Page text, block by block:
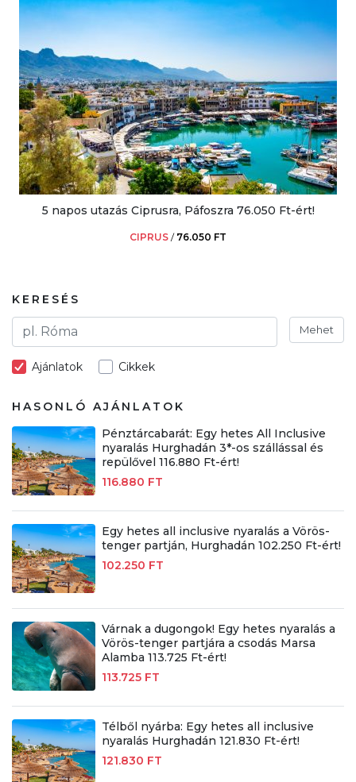
5 napos utazás Ciprusra, Páfoszra 76.050 Ft-ért!
CIPRUS / 76.050 FT
KERESÉS
Mehet
Ajánlatok Cikkek
HASONLÓ AJÁNLATOK
Pénztárcabarát: Egy hetes All Inclusive
nyaralás Hurghadán 3*-os szállással és
repülővel 116.880 Ft-ért!
116.880 FT
Egy hetes all inclusive nyaralás a Vörös-
tenger partján, Hurghadán 102.250 Ft-ért!
102.250 FT
Várnak a dugongok! Egy hetes nyaralás a
Vörös-tenger partjára a csodás Marsa
Alamba 113.725 Ft-ért!
113.725 FT
Télből nyárba: Egy hetes all inclusive
nyaralás Hurghadán 121.830 Ft-ért!
121.830 FT